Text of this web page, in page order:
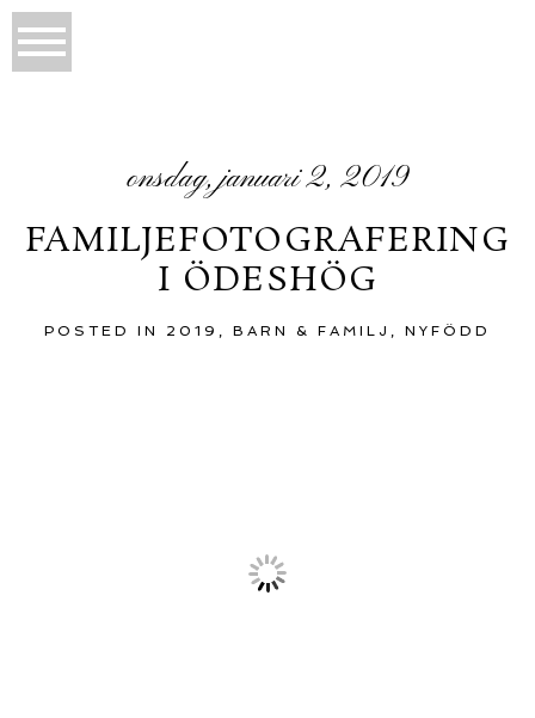
onsdag, januari 2, 2019
FAMILJEFOTOGRAFERING
I ÖDESHÖG
POSTED IN 2019 , BARN & FAMILJ , NYFÖDD